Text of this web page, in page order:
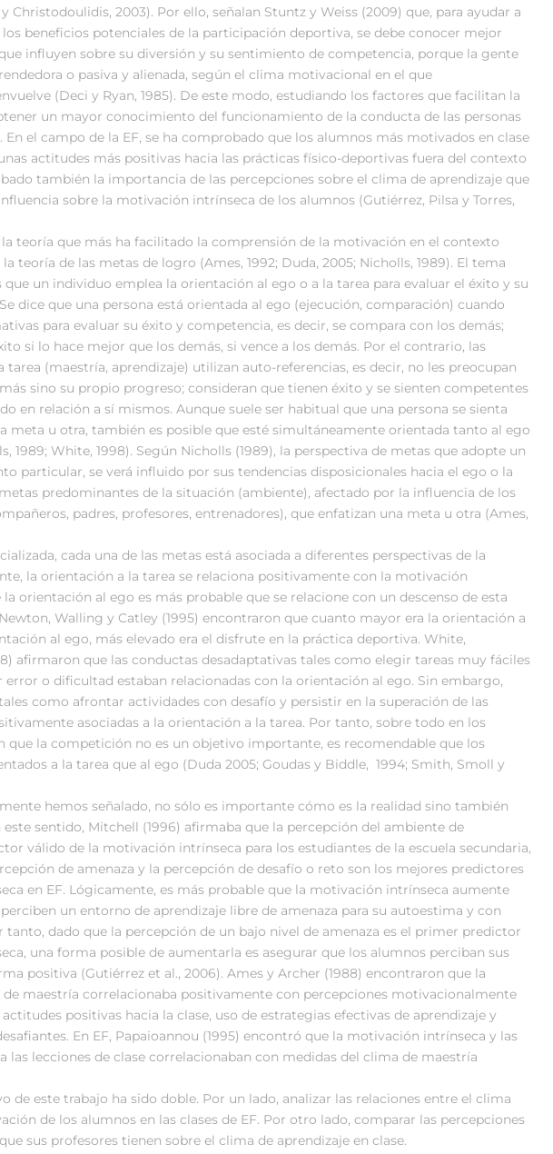
Christodoulidis, 2003). Por ello, señalan Stuntz y Weiss (2009) que, para ayudar a
beneficios potenciales de la participación deportiva, se debe conocer mejor
influyen sobre su diversión y su sentimiento de competencia, porque la gente
o pasiva y alienada, según el clima motivacional en el que
(Deci y Ryan, 1985). De este modo, estudiando los factores que facilitan la
un mayor conocimiento del funcionamiento de la conducta de las personas
En el campo de la EF, se ha comprobado que los alumnos más motivados en clase
actitudes más positivas hacia las prácticas físico-deportivas fuera del contexto
también la importancia de las percepciones sobre el clima de aprendizaje que
sobre la motivación intrínseca de los alumnos (Gutiérrez, Pilsa y Torres,
la teoría que más ha facilitado la comprensión de la motivación en el contexto
teoría de las metas de logro (Ames, 1992; Duda, 2005; Nicholls, 1989). El tema
que un individuo emplea la orientación al ego o a la tarea para evaluar el éxito y su
dice que una persona está orientada al ego (ejecución, comparación) cuando
para evaluar su éxito y competencia, es decir, se compara con los demás;
si lo hace mejor que los demás, si vence a los demás. Por el contrario, las
tarea (maestría, aprendizaje) utilizan auto-referencias, es decir, no les preocupan
sino su propio progreso; consideran que tienen éxito y se sienten competentes
en relación a sí mismos. Aunque suele ser habitual que una persona se sienta
meta u otra, también es posible que esté simultáneamente orientada tanto al ego
1989; White, 1998). Según Nicholls (1989), la perspectiva de metas que adopte un
particular, se verá influido por sus tendencias disposicionales hacia el ego o la
predominantes de la situación (ambiente), afectado por la influencia de los
padres, profesores, entrenadores), que enfatizan una meta u otra (Ames,
cada una de las metas está asociada a diferentes perspectivas de la
la orientación a la tarea se relaciona positivamente con la motivación
orientación al ego es más probable que se relacione con un descenso de esta
Walling y Catley (1995) encontraron que cuanto mayor era la orientación a
al ego, más elevado era el disfrute en la práctica deportiva. White,
afirmaron que las conductas desadaptativas tales como elegir tareas muy fáciles
o dificultad estaban relacionadas con la orientación al ego. Sin embargo,
como afrontar actividades con desafío y persistir en la superación de las
asociadas a la orientación a la tarea. Por tanto, sobre todo en los
que la competición no es un objetivo importante, es recomendable que los
a la tarea que al ego (Duda 2005; Goudas y Biddle, 1994; Smith, Smoll y
hemos señalado, no sólo es importante cómo es la realidad sino también
sentido, Mitchell (1996) afirmaba que la percepción del ambiente de
válido de la motivación intrínseca para los estudiantes de la escuela secundaria,
de amenaza y la percepción de desafío o reto son los mejores predictores
en EF. Lógicamente, es más probable que la motivación intrínseca aumente
un entorno de aprendizaje libre de amenaza para su autoestima y con
tanto, dado que la percepción de un bajo nivel de amenaza es el primer predictor
una forma posible de aumentarla es asegurar que los alumnos perciban sus
positiva (Gutiérrez et al., 2006). Ames y Archer (1988) encontraron que la
maestría correlacionaba positivamente con percepciones motivacionalmente
positivas hacia la clase, uso de estrategias efectivas de aprendizaje y
En EF, Papaioannou (1995) encontró que la motivación intrínseca y las
las lecciones de clase correlacionaban con medidas del clima de maestría
de este trabajo ha sido doble. Por un lado, analizar las relaciones entre el clima
de los alumnos en las clases de EF. Por otro lado, comparar las percepciones
sus profesores tienen sobre el clima de aprendizaje en clase.